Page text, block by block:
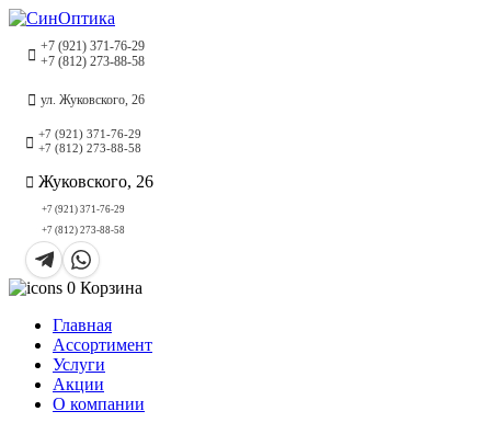
+7 (921) 371-76-29
+7 (812) 273-88-58
ул. Жуковского, 26
+7 (921) 371-76-29
+7 (812) 273-88-58
Жуковского, 26
+7 (921) 371-76-29
+7 (812) 273-88-58
0 Корзина
Главная
Ассортимент
Услуги
Акции
О компании